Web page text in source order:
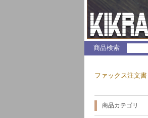
商品検索
ファックス注文書
商品カテゴリ